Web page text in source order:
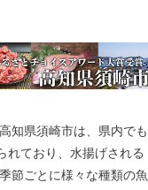
知県須崎市は、県内でも
れており、水揚げされる
節ごとに様々な種類の魚